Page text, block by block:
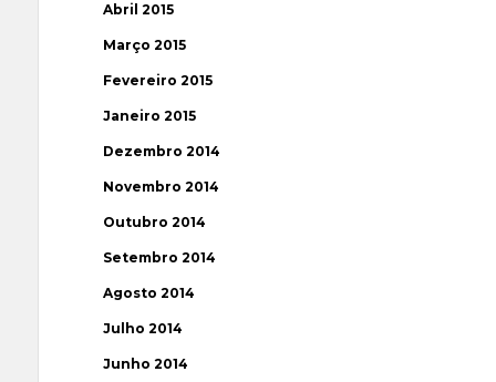
Abril 2015
Março 2015
Fevereiro 2015
Janeiro 2015
Dezembro 2014
Novembro 2014
Outubro 2014
Setembro 2014
Agosto 2014
Julho 2014
Junho 2014